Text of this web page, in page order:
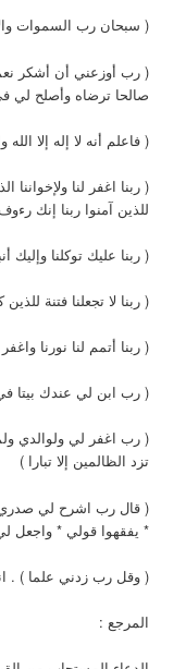
( سبحان رب السموات
( رب أوزعني أن أشكر
صالحا ترضاه وأصلح لي
( فاعلم أنه لا إله إلا
( ربنا اغفر لنا ولإخواننا
للذين آمنوا ربنا إنك
( ربنا عليك توكلنا وإليك
( ربنا لا تجعلنا فتنة
( ربنا أتمم لنا نورنا
( رب ابن لي عندك بيتا
( رب اغفر لي ولوالدي
تزد الظالمين إلا تبارا )
( قال رب اشرح لي
* يفقهوا قولي * واجعل
( وقل رب زدني علما ) .
المرجع :